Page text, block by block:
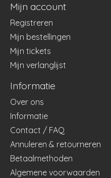
Mijn account
Registreren
Mijn bestellingen
Mijn tickets
Mijn verlanglijst
Informatie
Over ons
Informatie
Contact / FAQ
Annuleren & retourneren
Betaalmethoden
Algemene voorwaarden